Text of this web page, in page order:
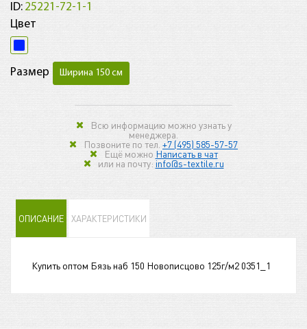
ID: 25221-72-1-1
Цвет
Размер Ширина 150 см
Всю информацию можно узнать у
менеджера.
Позвоните по тел. +7 (495) 585-57-57
Ещё можно Написать в чат
или на почту:info@s-textile.ru
ОПИСАНИЕ ХАРАКТЕРИСТИКИ
Купить оптом Бязь наб 150 Новописцово 125г/м2 0351_1